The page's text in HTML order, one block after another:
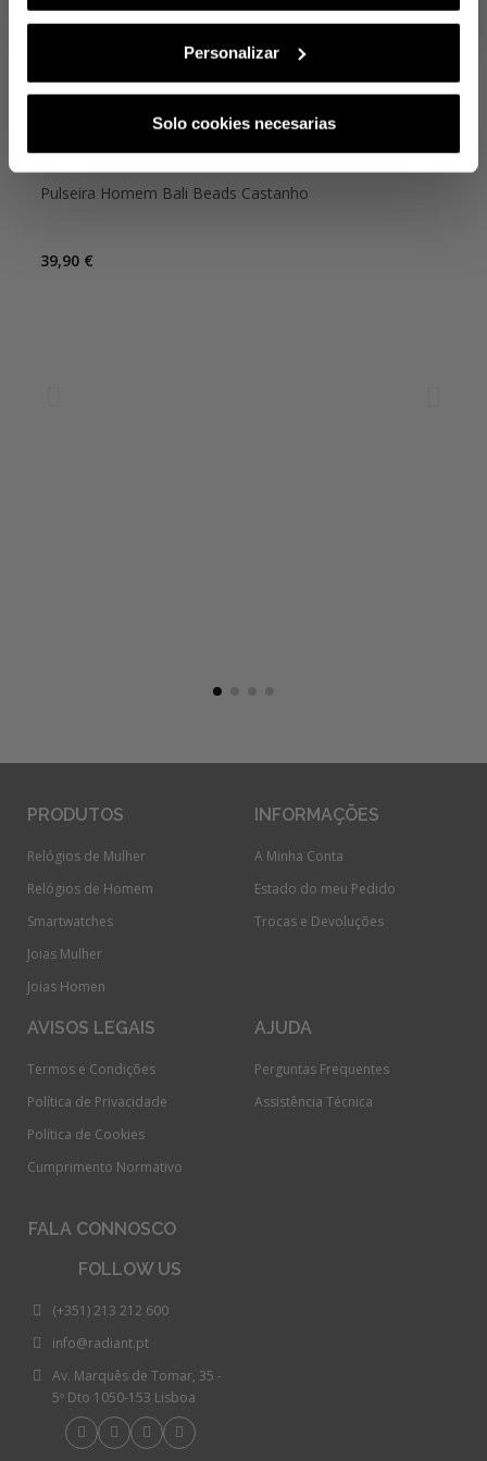
Personalizar
Solo cookies necesarias
TAMBÉM PODE GOSTAR
Pulseira Homem Bali Beads Castanho
39,90 €
PRODUTOS
Relógios de Mulher
Relógios de Homem
Smartwatches
Joias Mulher
Joias Homen
INFORMAÇÕES
A Minha Conta
Estado do meu Pedido
Trocas e Devoluções
AVISOS LEGAIS
Termos e Condições
Política de Privacidade
Política de Cookies
Cumprimento Normativo​
AJUDA
Perguntas Frequentes
Assistência Técnica
FALA CONNOSCO
(+351) 213 212 600
info@radiant.pt
Av. Marquês de Tomar, 35 -
5º Dto 1050-153 Lisboa
FOLLOW US
cancelar a subscrição em qualquer altura.